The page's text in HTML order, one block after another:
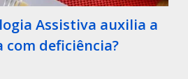
Assistiva auxilia a
com deficiência?